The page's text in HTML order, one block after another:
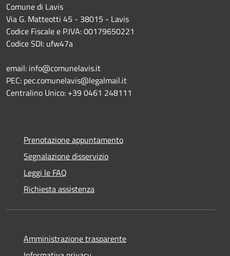
Comune di Lavis
Via G. Matteotti 45 - 38015 - Lavis
Codice Fiscale e P.IVA: 00179650221
Codice SDI: ufw47a
email: info@comunelavis.it
PEC: pec.comunelavis@legalmail.it
Centralino Unico: +39 0461 248111
Prenotazione appuntamento
Segnalazione disservizio
Leggi le FAQ
Richiesta assistenza
Amministrazione trasparente